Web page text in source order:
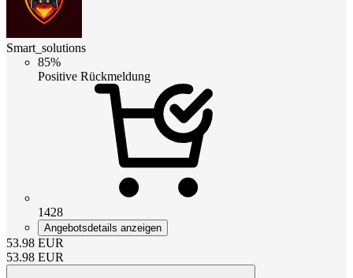
Smart_solutions
85%
Positive Rückmeldung
1428
Angebotsdetails anzeigen
53.98 EUR
53.98 EUR